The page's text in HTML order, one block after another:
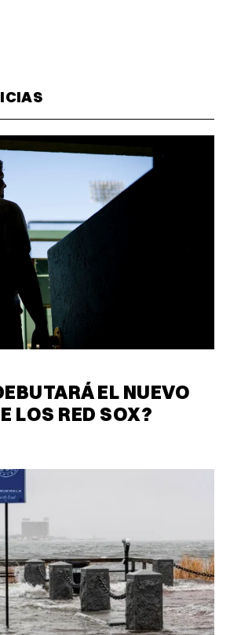
EL NUEVO
LOS RED SOX?